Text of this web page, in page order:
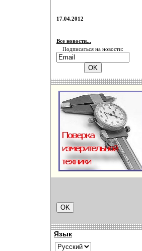
17.04.2012
Все новости...
Подписаться на новости:
Язык